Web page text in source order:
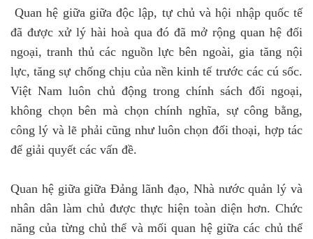
Quan hệ giữa giữa độc lập, tự chủ và hội nhập quốc tế
đã được xử lý hài hoà qua đó đã mở rộng quan hệ đối
ngoại, tranh thủ các nguồn lực bên ngoài, gia tăng nội
lực, tăng sự chống chịu của nền kinh tế trước các cú sốc.
Việt Nam luôn chủ động trong chính sách đối ngoại,
không chọn bên mà chọn chính nghĩa, sự công bằng,
công lý và lẽ phải cũng như luôn chọn đối thoại, hợp tác
để giải quyết các vấn đề.
Quan hệ giữa giữa Đảng lãnh đạo, Nhà nước quản lý và
nhân dân làm chủ được thực hiện toàn diện hơn. Chức
năng của từng chủ thể và mối quan hệ giữa các chủ thể